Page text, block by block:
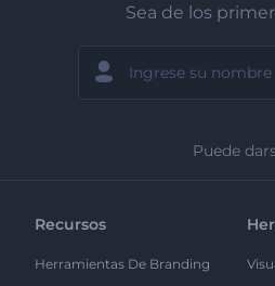
Sea de los
Puede
Recursos
Herramientas De Branding